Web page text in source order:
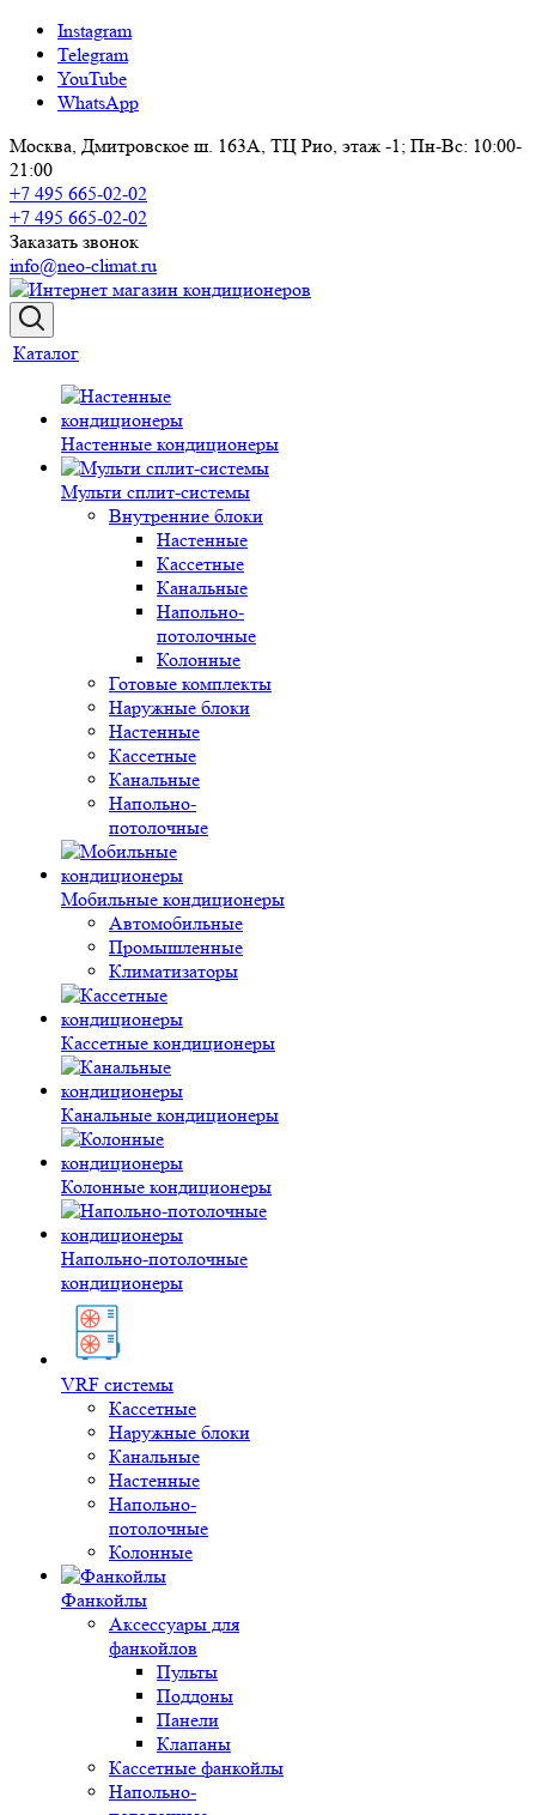
Instagram
Telegram
YouTube
WhatsApp
Москва, Дмитровское ш. 163А, ТЦ Рио, этаж -1; Пн-Вс: 10:00-
21:00
+7 495 665-02-02
+7 495 665-02-02
Заказать звонок
info@neo-climat.ru
Каталог
Настенные кондиционеры
Мульти сплит-системы
Внутренние блоки
Настенные
Кассетные
Канальные
Напольно-
потолочные
Колонные
Готовые комплекты
Наружные блоки
Настенные
Кассетные
Канальные
Напольно-
потолочные
Мобильные кондиционеры
Автомобильные
Промышленные
Климатизаторы
Кассетные кондиционеры
Канальные кондиционеры
Колонные кондиционеры
Напольно-потолочные
кондиционеры
VRF системы
Кассетные
Наружные блоки
Канальные
Настенные
Напольно-
потолочные
Колонные
Фанкойлы
Аксессуары для
фанкойлов
Пульты
Поддоны
Панели
Клапаны
Кассетные фанкойлы
Напольно-